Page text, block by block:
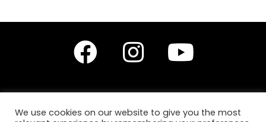
We use cookies on our website to give you the most